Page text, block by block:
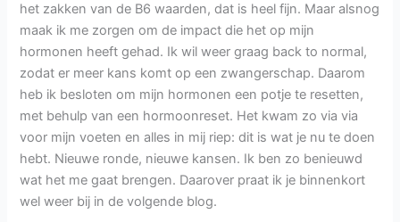
het zakken van de B6 waarden, dat is heel fijn. Maar alsnog
maak ik me zorgen om de impact die het op mijn
hormonen heeft gehad. Ik wil weer graag back to normal,
zodat er meer kans komt op een zwangerschap. Daarom
heb ik besloten om mijn hormonen een potje te resetten,
met behulp van een hormoonreset. Het kwam zo via via
voor mijn voeten en alles in mij riep: dit is wat je nu te doen
hebt. Nieuwe ronde, nieuwe kansen. Ik ben zo benieuwd
wat het me gaat brengen. Daarover praat ik je binnenkort
wel weer bij in de volgende blog.